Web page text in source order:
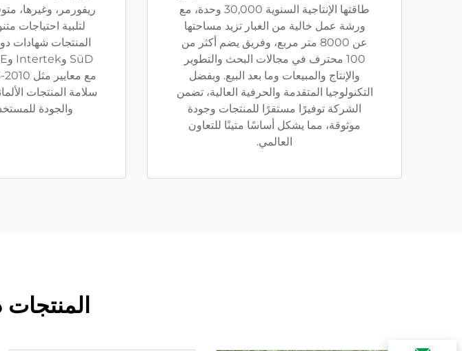
طاقتها الإنتاجية السنوية 30,000 وحدة، مع
ورشة عمل خالية من الغبار تزيد مساحتها
عن 8000 متر مربع، وفريق يضم أكثر من
100 محترف في مجالات البحث والتطوير
والإنتاج والمبيعات وما بعد البيع. وبفضل
التكنولوجيا المتقدمة والحرفية العالية، تضمن
الشركة توفيرًا مستقرًا للمنتجات وجودة
موثوقة، مما يشكل أساسًا متينًا للتعاون
العالمي.
ريفورمر، وغيرها،
لتلبية احتياجات
سلامة المنتجات
والجودة